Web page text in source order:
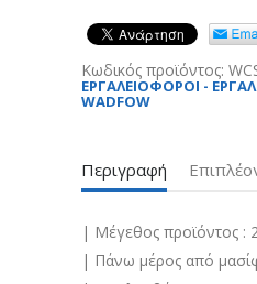
Κωδικός προϊόντος:
ΕΡΓΑΛΕΙΟΦΟΡΟΙ -
WADFOW
Περιγραφή
| Μέγεθος προϊόντος :
| Πάνω μέρος από